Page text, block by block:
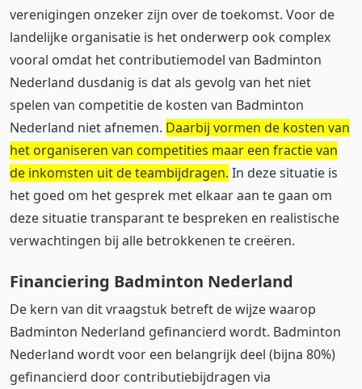
verenigingen onzeker zijn over de toekomst. Voor de
landelijke organisatie is het onderwerp ook complex
vooral omdat het contributiemodel van Badminton
Nederland dusdanig is dat als gevolg van het niet
spelen van competitie de kosten van Badminton
Nederland niet afnemen. Daarbij vormen de kosten van
het organiseren van competities maar een fractie van
de inkomsten uit de teambijdragen. In deze situatie is
het goed om het gesprek met elkaar aan te gaan om
deze situatie transparant te bespreken en realistische
verwachtingen bij alle betrokkenen te creëren.
Financiering Badminton Nederland
De kern van dit vraagstuk betreft de wijze waarop
Badminton Nederland gefinancierd wordt. Badminton
Nederland wordt voor een belangrijk deel (bijna 80%)
gefinancierd door contributiebijdragen via